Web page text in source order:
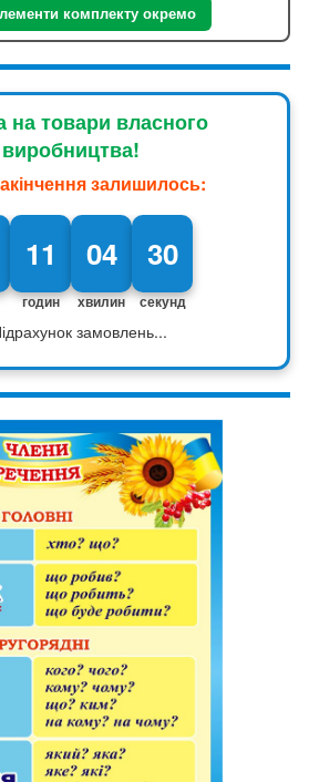
комплекту окремо
на товари власного
виробництва!
залишилось:
11
годин
04
хвилин
29
секунд
замовлень...